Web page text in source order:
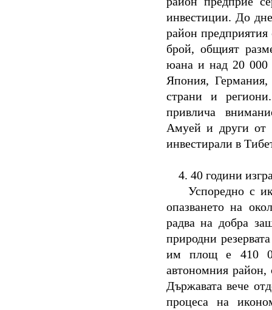
инвестиции. До
район
брой, общият
юана и над 20 000
Япония,
страни и
привлича
Амуей и други от
инвестирали в
4. 40 години
Успоредно с
опазването на
радва на добра
природни
им площ е 410
автономния район,
Държавата вече
процеса на